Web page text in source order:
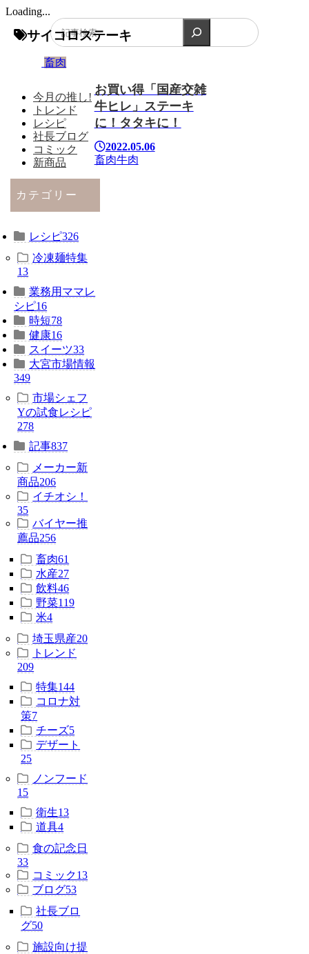
Loading...
今月の推し!
トレンド
レシピ
社長ブログ
コミック
新商品
サイコロステーキ
畜肉
お買い得「国産交雑
牛ヒレ」ステーキ
に！タタキに！
2022.05.06
畜肉牛肉
カテゴリー
レシピ326
冷凍麺特集
13
業務用ママレ
シピ16
時短78
健康16
スイーツ33
大宮市場情報
349
市場シェフ
Yの試食レシピ
278
記事837
メーカー新
商品206
イチオシ！
35
バイヤー推
薦品256
畜肉61
水産27
飲料46
野菜119
米4
埼玉県産20
トレンド
209
特集144
コロナ対
策7
チーズ5
デザート
25
ノンフード
15
衛生13
道具4
食の記念日
33
コミック13
ブログ53
社長ブロ
グ50
施設向け提